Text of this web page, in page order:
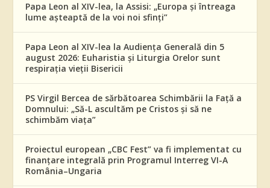
Papa Leon al XIV-lea, la Assisi: „Europa și întreaga
lume așteaptă de la voi noi sfinți”
Papa Leon al XIV-lea la Audiența Generală din 5
august 2026: Euharistia și Liturgia Orelor sunt
respirația vieții Bisericii
PS Virgil Bercea de sărbătoarea Schimbării la Față a
Domnului: „Să-L ascultăm pe Cristos și să ne
schimbăm viața”
Proiectul european „CBC Fest” va fi implementat cu
finanțare integrală prin Programul Interreg VI-A
România–Ungaria